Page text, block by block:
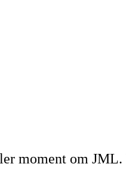
moment om